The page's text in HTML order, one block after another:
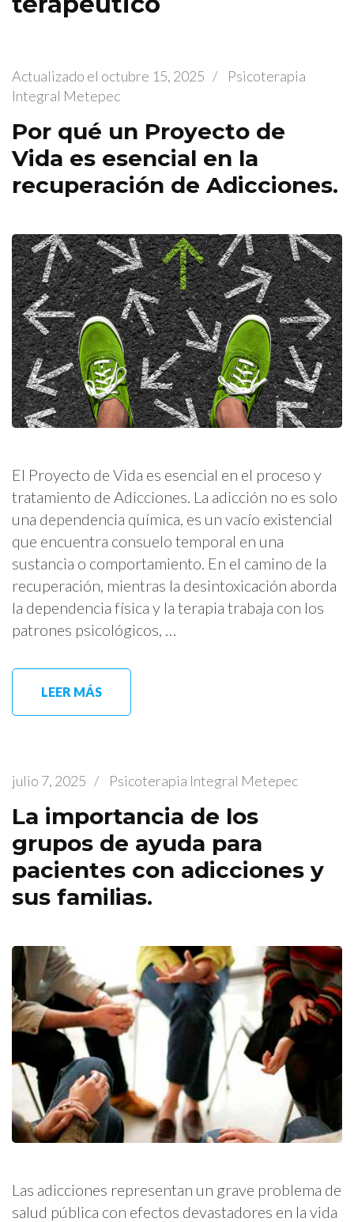
Actualizado el octubre 15, 2025 /
Psicoterapia
Integral Metepec
Por qué un Proyecto de
Vida es esencial en la
recuperación de Adicciones.
El Proyecto de Vida es esencial en el proceso y
tratamiento de Adicciones. La adicción no es solo
una dependencia química, es un vacío existencial
que encuentra consuelo temporal en una
sustancia o comportamiento. En el camino de la
recuperación, mientras la desintoxicación aborda
la dependencia física y la terapia trabaja con los
patrones psicológicos, …
LEER MÁS
julio 7, 2025 / Psicoterapia Integral Metepec
La importancia de los
grupos de ayuda para
pacientes con adicciones y
sus familias.
Las adicciones representan un grave problema de
salud pública con efectos devastadores en la vida